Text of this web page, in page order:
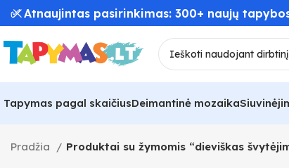
Tapymas pagal skaičiusDeimantinė mozaika
Pradžia Produktai su žymomis “dieviškas
✅ Atnaujintas pasirinkimas: 300+ naujų